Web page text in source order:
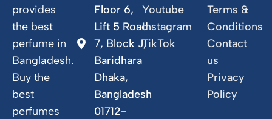
provides
the best
perfume in
Bangladesh.
Buy the
best
perfumes
Floor 6,
Lift 5 Road
7, Block J,
Baridhara
Dhaka,
Bangladesh
01712-
Youtube
Instagram
TikTok
Terms &
Conditions
Contact
us
Privacy
Policy